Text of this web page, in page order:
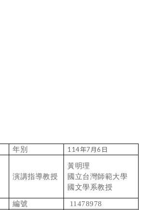
年別 114年7月6日
演講指導教授
黃明理
國立台灣師範大學
國文學系教授
編號
11478978